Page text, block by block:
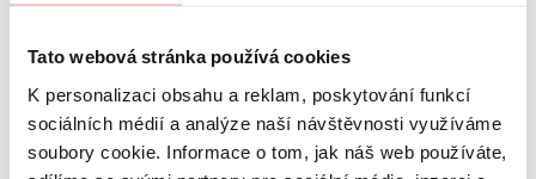
Tato webová stránka používá cookies
K personalizaci obsahu a reklam, poskytování funkcí
sociálních médií a analýze naší návštěvnosti využíváme
soubory cookie. Informace o tom, jak náš web používáte,
Sunt interesat de
Orice comunicare este cât se poate de discretă, nu vă